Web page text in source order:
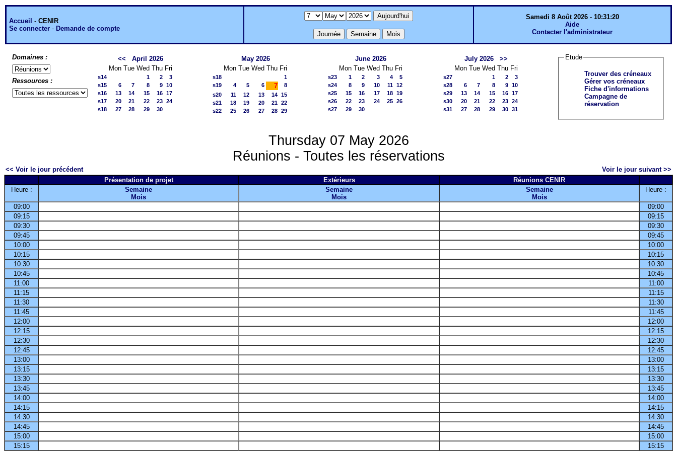
Accueil - CENIR
Se connecter - Demande de compte
Samedi 8 Août 2026- 10:31:20
Aide
Contacter l'administrateur
Domaines :
Ressources :
<<
April 2026
Mon Tue Wed Thu Fri
s14 1 2
3
s15
6 7 8 9 10
s16
13 14 15 16 17
s17
20 21 22 23 24
s18
27 28 29 30
May 2026
Mon Tue Wed Thu Fri
s18
1
s19
4 5 6 7
8
s20
11 12 13 14 15
s21
18 19 20 21 22
s22
25 26 27 28 29
June 2026
Mon Tue Wed Thu Fri
s23 1 2 3 4
5
s24
8 9 10 11 12
s25
15 16 17 18 19
s26
22 23 24 25 26
s27
29 30
July 2026
>>
Mon Tue Wed Thu Fri
s27 1 2
3
s28
6 7 8 9 10
s29
13 14 15 16 17
s30
20 21 22 23 24
s31
27 28 29 30 31
Etude
Trouver des créneaux
Gérer vos créneaux
Fiche d'informations
Campagne de
réservation
Thursday 07 May 2026
Réunions - Toutes les réservations
<< Voir le jour précédent
Voir le jour suivant >>
Présentation de projet
Extérieurs
Réunions CENIR
Heure :
Semaine
Mois
Semaine
Mois
Semaine
Mois
Heure :
09:00
09:00
09:15
09:15
09:30
09:30
09:45
09:45
10:00
10:00
10:15
10:15
10:30
10:30
10:45
10:45
11:00
11:00
11:15
11:15
11:30
11:30
11:45
11:45
12:00
12:00
12:15
12:15
12:30
12:30
12:45
12:45
13:00
13:00
13:15
13:15
13:30
13:30
13:45
13:45
14:00
14:00
14:15
14:15
14:30
14:30
14:45
14:45
15:00
15:00
15:15
15:15